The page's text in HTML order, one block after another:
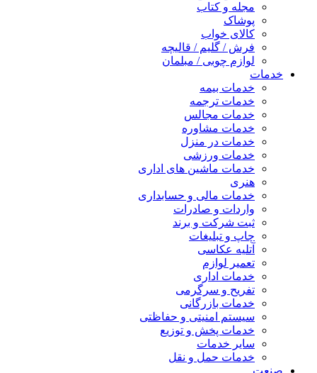
مجله و کتاب
پوشاک
کالای خواب
فرش / گلیم / قالیچه
لوازم چوبی / مبلمان
خدمات
خدمات بیمه
خدمات ترجمه
خدمات مجالس
خدمات مشاوره
خدمات در منزل
خدمات ورزشی
خدمات ماشین های اداری
هنری
خدمات مالی و حسابداری
واردات و صادرات
ثبت شرکت و برند
چاپ و تبلیغات
آتلیه عکاسی
تعمیر لوازم
خدمات اداری
تفریح و سرگرمی
خدمات بازرگانی
سیستم امنیتی و حفاظتی
خدمات پخش و توزیع
سایر خدمات
خدمات حمل و نقل